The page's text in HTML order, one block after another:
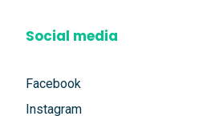
Social media
Facebook
Instagram